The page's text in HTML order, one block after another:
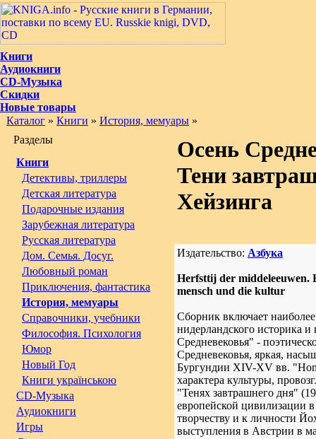
Книги
Аудиокниги
CD-Музыка
Скидки
Новые товары
Каталог » Книги » История, мемуары »
Разделы
Книги
Детективы, триллеры
Детская литература
Подарочные издания
Зарубежная литература
Русская литература
Дом. Семья. Досуг.
Любовный роман
Приключения, фантастика
История, мемуары
Справочники, учебники
Философия. Психология
Юмор
Новый Год
Книги українською
CD-Музыка
Аудиокниги
Игры
Осень
Тени
Хейзинга
Издательство: Азбука
Herfsttij der middeleeuwen.
mensch und die kultur
Сборник включает
нидерландского историка
Средневековья" -
Средневековья, яркая,
Бургундии XIV-XV вв.
характера культуры,
"Тенях завтрашнего дня"
европейской цивилизации
творчеству и к личности
выступления в Австрии в